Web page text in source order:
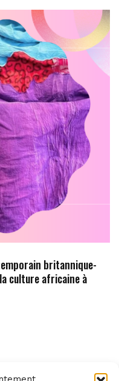
britannique-
culture africaine à